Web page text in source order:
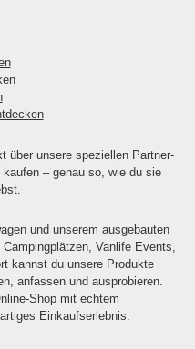
über unsere speziellen Partner-
– genau so, wie du sie
und unserem ausgebauten
Vanlife Events,
kannst du unsere Produkte
anfassen und ausprobieren.
Shop mit echtem
Einkaufserlebnis.